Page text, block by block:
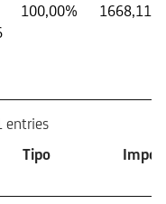
100,00% 1668,11
entries
Tipo